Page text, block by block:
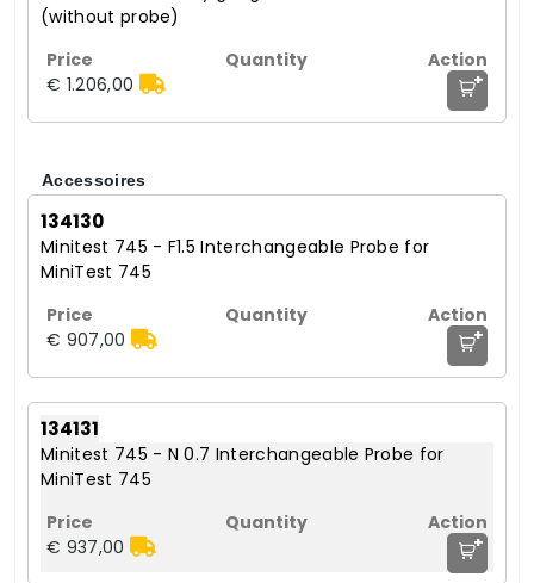
(without probe)
€ 1.206,00 +
Accessoires
134130
Minitest 745 - F1.5 Interchangeable Probe for
MiniTest 745
€ 907,00 +
134131
Minitest 745 - N 0.7 Interchangeable Probe for
MiniTest 745
€ 937,00 +